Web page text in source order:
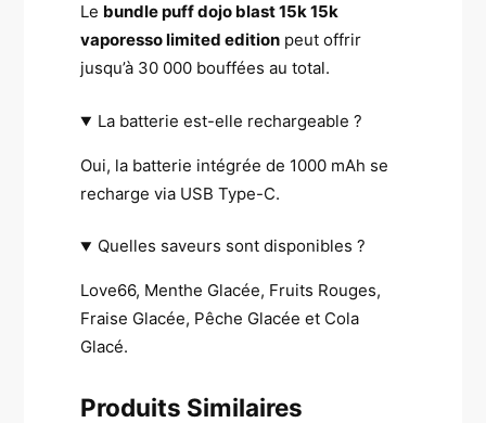
Le bundle puff dojo blast 15k 15k
vaporesso limited edition peut offrir
jusqu’à 30 000 bouffées au total.
La batterie est-elle rechargeable ?
Oui, la batterie intégrée de 1000 mAh se
recharge via USB Type-C.
Quelles saveurs sont disponibles ?
Love66, Menthe Glacée, Fruits Rouges,
Fraise Glacée, Pêche Glacée et Cola
Glacé.
Produits Similaires